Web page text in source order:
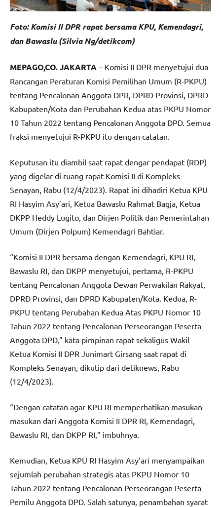
Foto: Komisi II DPR rapat bersama KPU, Kemendagri,
dan Bawaslu (Silvia Ng/detikcom)
MEPAGO,CO. JAKARTA – Komisi II DPR menyetujui dua
Rancangan Peraturan Komisi Pemilihan Umum (R-PKPU)
tentang Pencalonan Anggota DPR, DPRD Provinsi, DPRD
Kabupaten/Kota dan Perubahan Kedua atas PKPU Nomor
10 Tahun 2022 tentang Pencalonan Anggota DPD. Semua
fraksi menyetujui R-PKPU itu dengan catatan.
Keputusan itu diambil saat rapat dengar pendapat (RDP)
yang digelar di ruang rapat Komisi II di Kompleks
Senayan, Rabu (12/4/2023). Rapat ini dihadiri Ketua KPU
RI Hasyim Asy’ari, Ketua Bawaslu Rahmat Bagja, Ketua
DKPP Heddy Lugito, dan Dirjen Politik dan Pemerintahan
Umum (Dirjen Polpum) Kemendagri Bahtiar.
“Komisi II DPR bersama dengan Kemendagri, KPU RI,
Bawaslu RI, dan DKPP menyetujui, pertama, R-PKPU
tentang Pencalonan Anggota Dewan Perwakilan Rakyat,
DPRD Provinsi, dan DPRD Kabupaten/Kota. Kedua, R-
PKPU tentang Perubahan Kedua Atas PKPU Nomor 10
Tahun 2022 tentang Pencalonan Perseorangan Peserta
Anggota DPD,” kata pimpinan rapat sekaligus Wakil
Ketua Komisi II DPR Junimart Girsang saat rapat di
Kompleks Senayan, dikutip dari detiknews, Rabu
(12/4/2023).
“Dengan catatan agar KPU RI memperhatikan masukan-
masukan dari Anggota Komisi II DPR RI, Kemendagri,
Bawaslu RI, dan DKPP RI,” imbuhnya.
Kemudian, Ketua KPU RI Hasyim Asy’ari menyampaikan
sejumlah perubahan strategis atas PKPU Nomor 10
Tahun 2022 tentang Pencalonan Perseorangan Peserta
Pemilu Anggota DPD. Salah satunya, penambahan syarat